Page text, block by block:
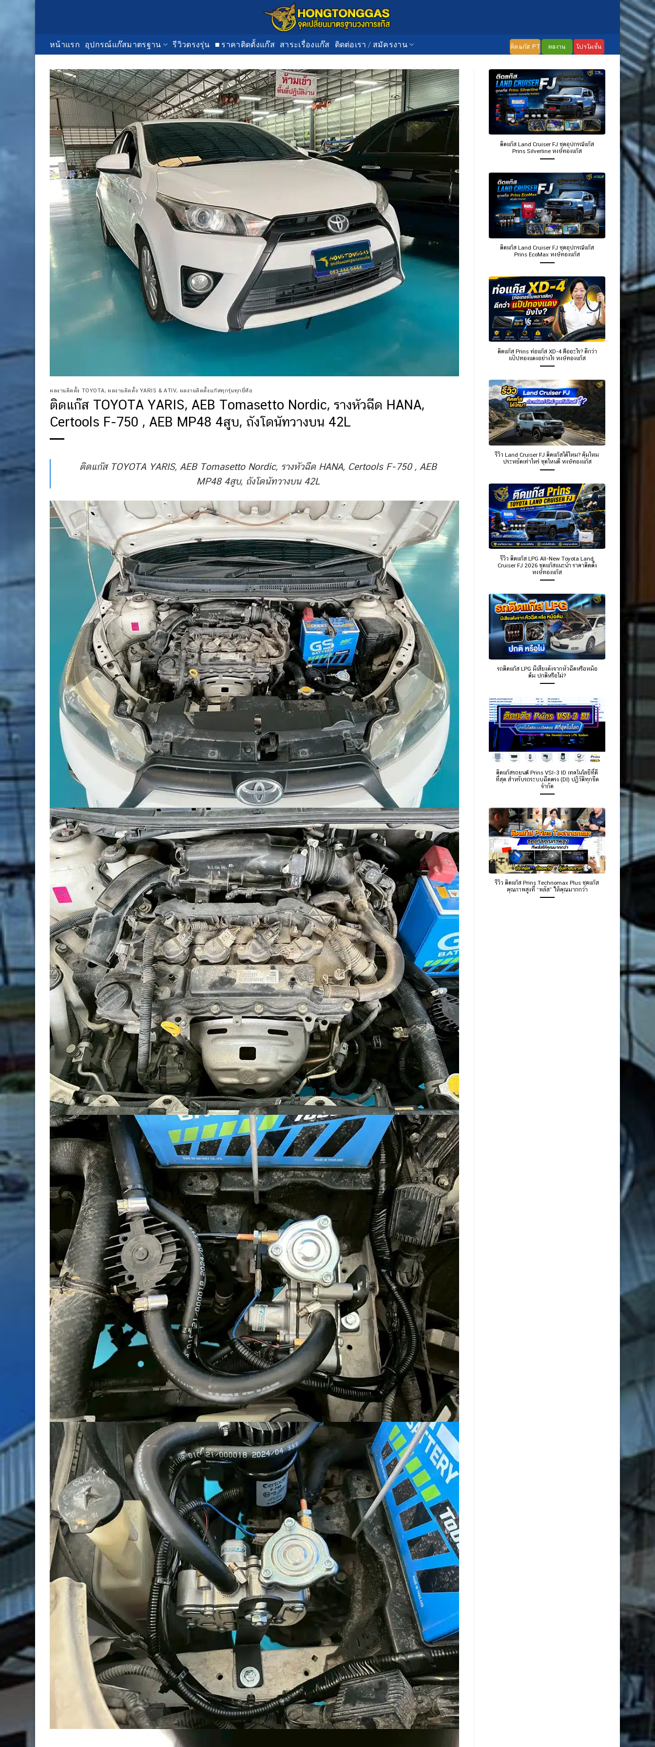
หน้าแรก
อุปกรณ์แก๊สมาตรฐาน รีวิวตรงรุ่น ■ ราคาติดตั้งแก๊ส สาระเรื่องแก๊ส ติดต่อเรา / สมัครงาน ติดแก๊ส PT ผลงาน โปรโมชั่น
ผลงานติดตั้ง TOYOTA, ผลงานติดตั้ง YARIS & ATIV, ผลงานติดตั้งแก๊สทุกรุ่นทุกยี่ห้อ
ติดแก๊ส TOYOTA YARIS, AEB Tomasetto Nordic, รางหัวฉีด HANA,
Certools F-750 , AEB MP48 4สูบ, ถังโดนัทวางบน 42L
ติดแก๊ส TOYOTA YARIS, AEB Tomasetto Nordic, รางหัวฉีด HANA, Certools F-750 , AEB
MP48 4สูบ, ถังโดนัทวางบน 42L
ติดแก๊ส Land Cruiser FJ ชุดอุปกรณ์แก๊ส
Prins Silverline หงษ์ทองแก๊ส
ติดแก๊ส Land Cruiser FJ ชุดอุปกรณ์แก๊ส
Prins EcoMax หงษ์ทองแก๊ส
ติดแก๊ส Prins ท่อแก๊ส XD-4 คืออะไร? ดีกว่า
แป๊ปทองแดงอย่างไร หงษ์ทองแก๊ส
รีวิว Land Cruiser FJ ติดแก๊สได้ไหม? คุ้มไหม
ประหยัดเท่าไหร่ ชุดไหนดี หงษ์ทองแก๊ส
รีวิว ติดแก๊ส LPG All-New Toyota Land
Cruiser FJ 2026 ชุดแก๊สแนะนำ ราคาติดตั้ง
หงษ์ทองแก๊ส
รถติดแก๊ส LPG มีเสียงดังจากหัวฉีดหรือหม้อ
ต้ม ปกติหรือไม่?
ติดแก๊สรถยนต์ Prins VSI-3 ID เทคโนโลยีที่ดี
ที่สุด สำหรับรถระบบฉีดตรง (DI) ปฏิวัติทุกขีด
จำกัด
รีวิว ติดแก๊ส Prins Technomax Plus ชุดแก๊ส
คุณภาพสูงที่ “พลัส” ให้คุณมากกว่า